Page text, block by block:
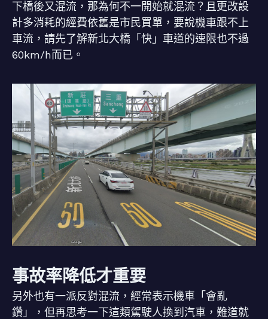
下橋後又混流，那為何不一開始就混流？且更改設
計多消耗的經費依舊是市民買單，要說機車跟不上
車流，請先了解新北大橋「快」車道的速限也不過
60km/h而已。
事故率降低才重要
另外也有一派反對混流，經常表示機車「會亂
鑽」，但再思考一下這類駕駛人換到汽車，難道就